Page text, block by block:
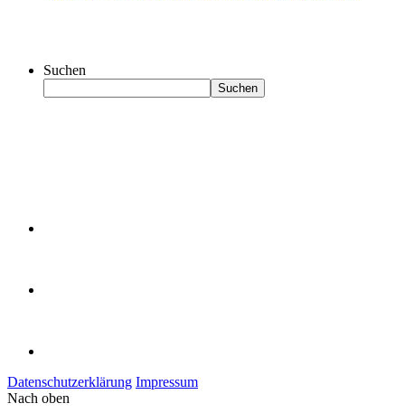
Suchen
Suchen
Datenschutzerklärung Impressum
Nach oben